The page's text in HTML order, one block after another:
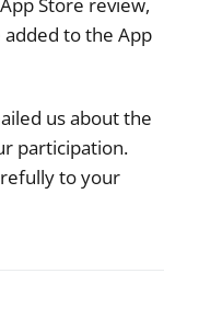
added to the App
us about the
participation.
to your